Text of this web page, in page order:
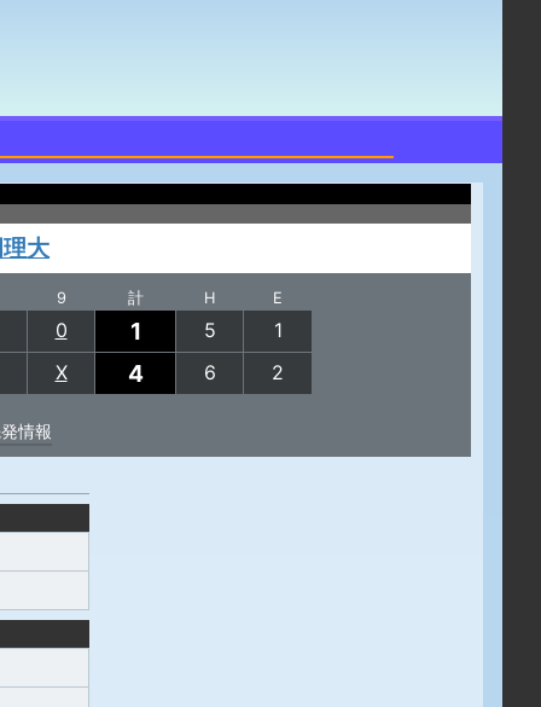
大
9 計 H E
0 1 5
1
X
4 6 2
情報